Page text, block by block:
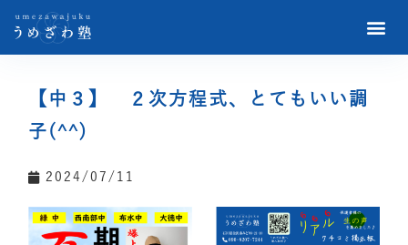
【中３】 ２次方程式、とてもいい調
子(^^)
2024/07/11